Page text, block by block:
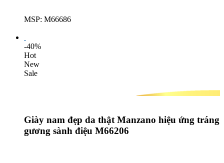
MSP: M66686
-40%
Hot
New
Sale
Giày nam đẹp da thật Manzano hiệu ứng tráng
gương sành điệu M66206